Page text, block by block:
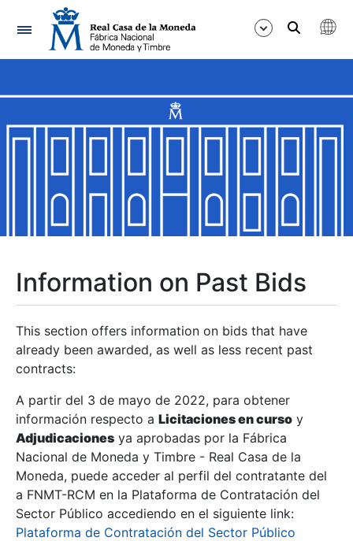
Navigation
Show/Hide
Show/Hide
Show/Hide
Show/Hide
Show/Hide
Information on Past Bids
This section offers information on bids that have
already been awarded, as well as less recent past
contracts:
A partir del 3 de mayo de 2022, para obtener
información respecto a Licitaciones en curso y
Adjudicaciones ya aprobadas por la Fábrica
Nacional de Moneda y Timbre - Real Casa de la
Moneda, puede acceder al perfil del contratante del
a FNMT-RCM en la Plataforma de Contratación del
Sector Público accediendo en el siguiente link:
Plataforma de Contratación del Sector Público